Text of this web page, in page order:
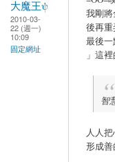
大魔王ψ
2010-03-
22 (週一)
10:09
固定網址
我剛將
後再重
最後
」這
智
人人
形成